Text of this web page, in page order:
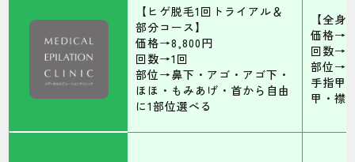
【ヒゲ脱毛1回トライアル＆
部分コース】
価格→8,800円
回数→1回
部位→鼻下・アゴ・アゴ下・
ほほ・もみあげ・首から自由
に1部位選べる
【全身
価格
回数→5
部位→
手指甲
甲・襟